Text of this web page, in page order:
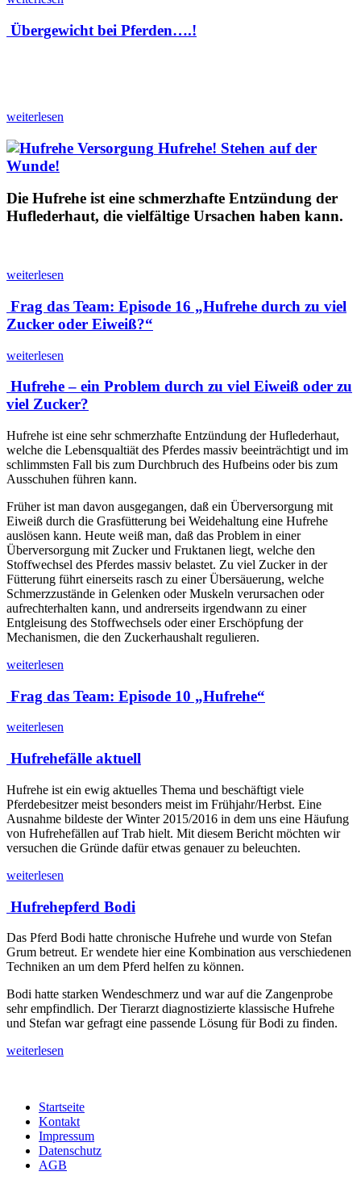
Übergewicht bei Pferden….!
weiterlesen
Hufrehe! Stehen auf der
Wunde!
Die Hufrehe ist eine schmerzhafte Entzündung der
Huflederhaut, die vielfältige Ursachen haben kann.
weiterlesen
Frag das Team: Episode 16 „Hufrehe durch zu viel
Zucker oder Eiweiß?“
weiterlesen
Hufrehe – ein Problem durch zu viel Eiweiß oder zu
viel Zucker?
Hufrehe ist eine sehr schmerzhafte Entzündung der Huflederhaut,
welche die Lebensqualtiät des Pferdes massiv beeinträchtigt und im
schlimmsten Fall bis zum Durchbruch des Hufbeins oder bis zum
Ausschuhen führen kann.
Früher ist man davon ausgegangen, daß ein Überversorgung mit
Eiweiß durch die Grasfütterung bei Weidehaltung eine Hufrehe
auslösen kann. Heute weiß man, daß das Problem in einer
Überversorgung mit Zucker und Fruktanen liegt, welche den
Stoffwechsel des Pferdes massiv belastet. Zu viel Zucker in der
Fütterung führt einerseits rasch zu einer Übersäuerung, welche
Schmerzzustände in Gelenken oder Muskeln verursachen oder
aufrechterhalten kann, und andrerseits irgendwann zu einer
Entgleisung des Stoffwechsels oder einer Erschöpfung der
Mechanismen, die den Zuckerhaushalt regulieren.
weiterlesen
Frag das Team: Episode 10 „Hufrehe“
weiterlesen
Hufrehefälle aktuell
Hufrehe ist ein ewig aktuelles Thema und beschäftigt viele
Pferdebesitzer meist besonders meist im Frühjahr/Herbst. Eine
Ausnahme bildeste der Winter 2015/2016 in dem uns eine Häufung
von Hufrehefällen auf Trab hielt. Mit diesem Bericht möchten wir
versuchen die Gründe dafür etwas genauer zu beleuchten.
weiterlesen
Hufrehepferd Bodi
Das Pferd Bodi hatte chronische Hufrehe und wurde von Stefan
Grum betreut. Er wendete hier eine Kombination aus verschiedenen
Techniken an um dem Pferd helfen zu können.
Bodi hatte starken Wendeschmerz und war auf die Zangenprobe
sehr empfindlich. Der Tierarzt diagnostizierte klassische Hufrehe
und Stefan war gefragt eine passende Lösung für Bodi zu finden.
weiterlesen
Startseite
Kontakt
Impressum
Datenschutz
AGB